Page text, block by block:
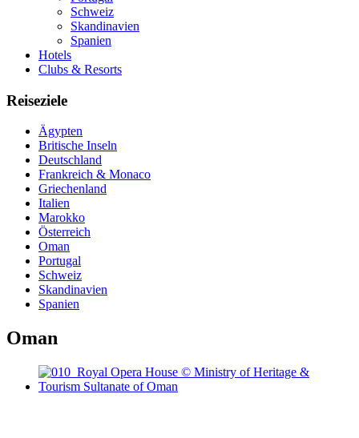
Schweiz
Skandinavien
Spanien
Hotels
Clubs & Resorts
Reiseziele
Ägypten
Britische Inseln
Deutschland
Frankreich & Monaco
Griechenland
Italien
Marokko
Österreich
Oman
Portugal
Schweiz
Skandinavien
Spanien
Oman